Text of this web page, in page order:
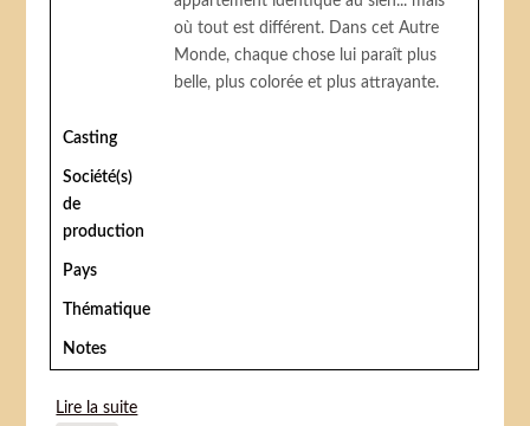
où tout est différent. Dans cet Autre
Monde, chaque chose lui paraît plus
belle, plus colorée et plus attrayante.
Casting
Société(s)
de
production
Pays
Thématique
Notes
Lire la suite